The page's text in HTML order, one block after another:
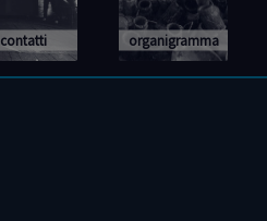
contatti organigramma